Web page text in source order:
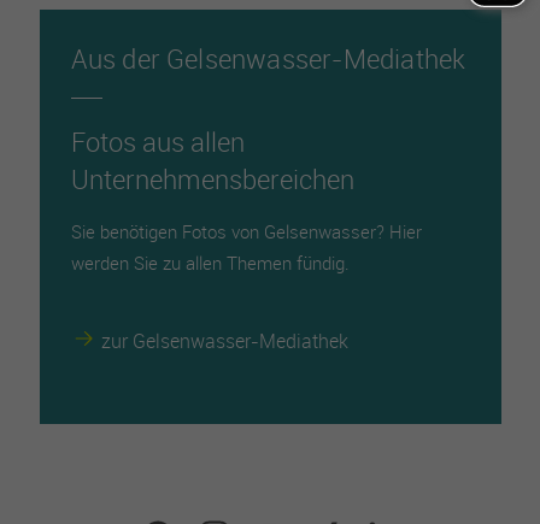
Aus der Gelsenwasser-Mediathek
Fotos aus allen
Unternehmensbereichen
Sie benötigen Fotos von Gelsenwasser? Hier
werden Sie zu allen Themen fündig.
zur Gelsenwasser-Mediathek